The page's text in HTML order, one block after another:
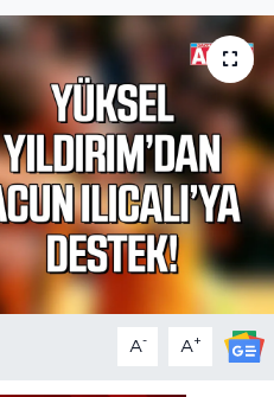
A- A+